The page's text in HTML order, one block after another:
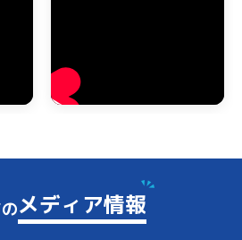
屋でお困りの方からのご相談を多く
ビなどでゴミ屋敷の報道を見ること
悩みの方は、ぜひイーブイにご連絡
の時間がかかります。弊社ではしっか
とで、袋に詰めたりダンボールに入れ
メディア情報